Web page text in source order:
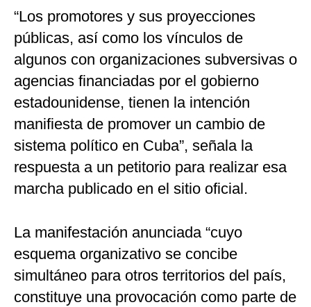
“Los promotores y sus proyecciones
públicas, así como los vínculos de
algunos con organizaciones subversivas o
agencias financiadas por el gobierno
estadounidense, tienen la intención
manifiesta de promover un cambio de
sistema político en Cuba”, señala la
respuesta a un petitorio para realizar esa
marcha publicado en el sitio oficial.
La manifestación anunciada “cuyo
esquema organizativo se concibe
simultáneo para otros territorios del país,
constituye una provocación como parte de